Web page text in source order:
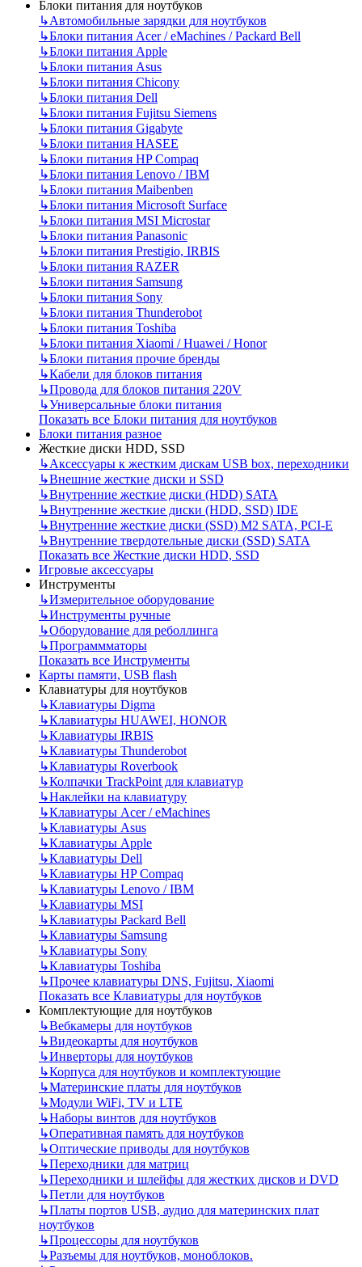
Блоки питания для ноутбуков
↳Автомобильные зарядки для ноутбуков
↳Блоки питания Acer / eMachines / Packard Bell
↳Блоки питания Apple
↳Блоки питания Asus
↳Блоки питания Chicony
↳Блоки питания Dell
↳Блоки питания Fujitsu Siemens
↳Блоки питания Gigabyte
↳Блоки питания HASEE
↳Блоки питания HP Compaq
↳Блоки питания Lenovo / IBM
↳Блоки питания Maibenben
↳Блоки питания Microsoft Surface
↳Блоки питания MSI Microstar
↳Блоки питания Panasonic
↳Блоки питания Prestigio, IRBIS
↳Блоки питания RAZER
↳Блоки питания Samsung
↳Блоки питания Sony
↳Блоки питания Thunderobot
↳Блоки питания Toshiba
↳Блоки питания Xiaomi / Huawei / Honor
↳Блоки питания прочие бренды
↳Кабели для блоков питания
↳Провода для блоков питания 220V
↳Универсальные блоки питания
Показать все Блоки питания для ноутбуков
Блоки питания разное
Жесткие диски HDD, SSD
↳Аксессуары к жестким дискам USB box, переходники
↳Внешние жесткие диски и SSD
↳Внутренние жесткие диски (HDD) SATA
↳Внутренние жесткие диски (HDD, SSD) IDE
↳Внутренние жесткие диски (SSD) M2 SATA, PCI-E
↳Внутренние твердотельные диски (SSD) SATA
Показать все Жесткие диски HDD, SSD
Игровые аксессуары
Инструменты
↳Измерительное оборудование
↳Инструменты ручные
↳Оборудование для реболлинга
↳Программматоры
Показать все Инструменты
Карты памяти, USB flash
Клавиатуры для ноутбуков
↳Клавиатуры Digma
↳Клавиатуры HUAWEI, HONOR
↳Клавиатуры IRBIS
↳Клавиатуры Thunderobot
↳Клавиатуры Roverbook
↳Колпачки TrackPoint для клавиатур
↳Наклейки на клавиатуру
↳Клавиатуры Acer / eMachines
↳Клавиатуры Asus
↳Клавиатуры Apple
↳Клавиатуры Dell
↳Клавиатуры HP Compaq
↳Клавиатуры Lenovo / IBM
↳Клавиатуры MSI
↳Клавиатуры Packard Bell
↳Клавиатуры Samsung
↳Клавиатуры Sony
↳Клавиатуры Toshiba
↳Прочее клавиатуры DNS, Fujitsu, Xiaomi
Показать все Клавиатуры для ноутбуков
Комплектующие для ноутбуков
↳Вебкамеры для ноутбуков
↳Видеокарты для ноутбуков
↳Инверторы для ноутбуков
↳Корпуса для ноутбуков и комплектующие
↳Материнские платы для ноутбуков
↳Модули WiFi, TV и LTE
↳Наборы винтов для ноутбуков
↳Оперативная память для ноутбуков
↳Оптические приводы для ноутбуков
↳Переходники для матриц
↳Переходники и шлейфы для жестких дисков и DVD
↳Петли для ноутбуков
↳Платы портов USB, аудио для материнских плат
ноутбуков
↳Процессоры для ноутбуков
↳Разъемы для ноутбуков, моноблоков.